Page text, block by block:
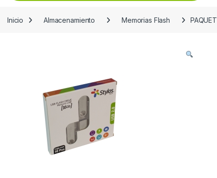
Inicio Almacenamiento Memorias Flash